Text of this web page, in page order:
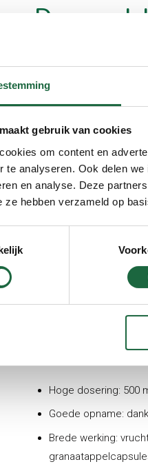
gebruik van cookies
om content en
te analyseren. Ook delen
en analyse. Deze
ze hebben verzameld op
De
Wat deze combinatie
maakt, is de harmonie
geconcentreerde
curcumine
gewonnen uitde
plantaardige stoffen en
bijzondere symboliek
in het oude Babylon
vrucht geroemd, en
Hoge dosering: 500
Goede opname:
Brede werking: